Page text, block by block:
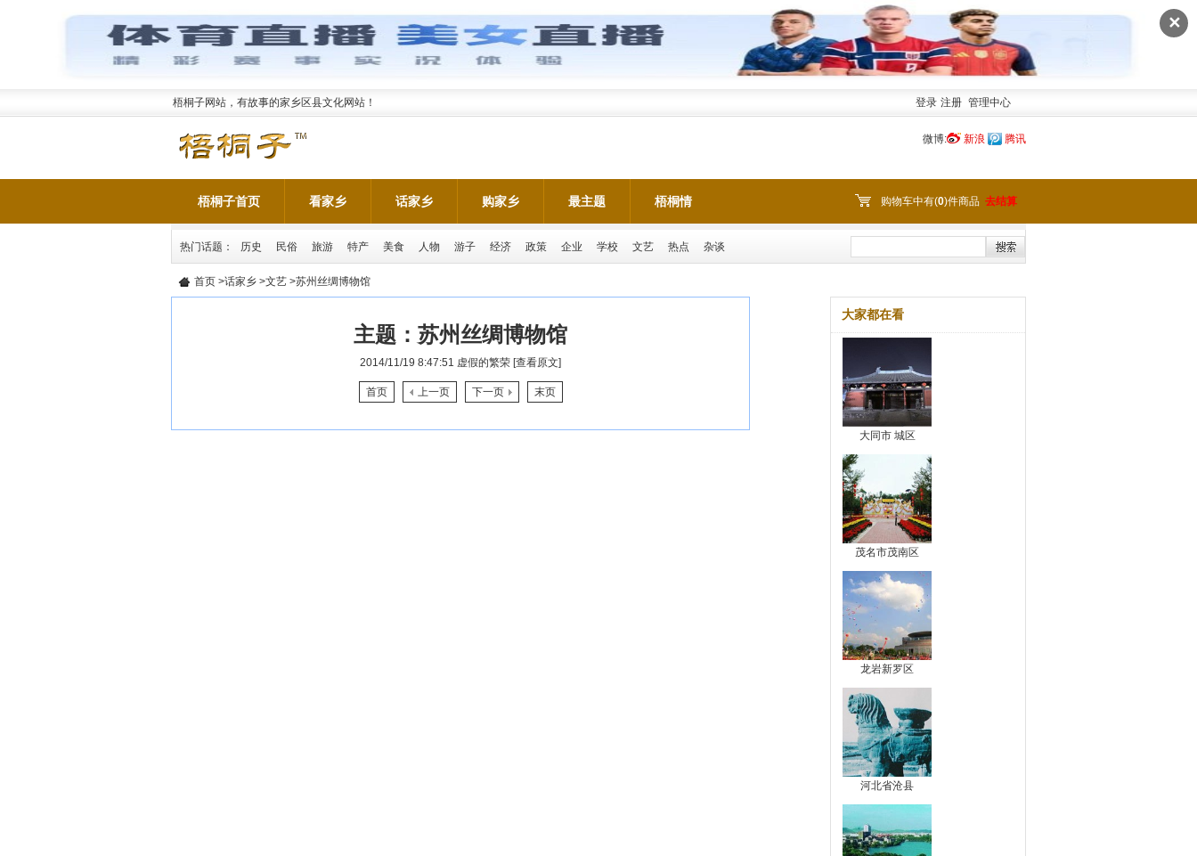
✕
梧桐子网站，有故事的家乡区县文化网站！ 登录 注册 管理中心
微博: 新浪 腾讯
梧桐子首页 看家乡 话家乡 购家乡 最主题 梧桐情 购物车中有(0)件商品 去结算
热门话题： 历史 民俗 旅游 特产 美食 人物 游子 经济 政策 企业 学校 文艺 热点 杂谈
首页 >话家乡 >文艺 >苏州丝绸博物馆
主题： 苏州丝绸博物馆
2014/11/19 8:47:51 虚假的繁荣 [查看原文]
首页 上一页 下一页 末页
大家都在看
大同市 城区
茂名市茂南区
龙岩新罗区
河北省沧县